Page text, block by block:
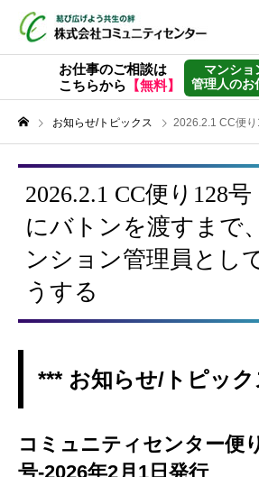
お仕事のご相談は
こちらから 【無料】
マンショ
管理人のお
お知らせ/トピックス 2026.2.1 CC便り128号：次の世代にバトン
2026.2.1 CC便り128
にバトンを渡すまで
ンション管理員とし
うする
*** お知らせ/トピック
コミュニティセンター便
号-2026年2月1日発行